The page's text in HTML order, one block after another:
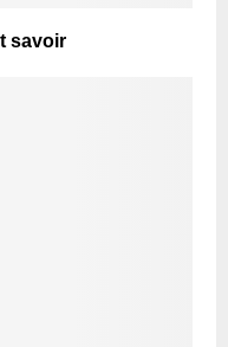
savoir